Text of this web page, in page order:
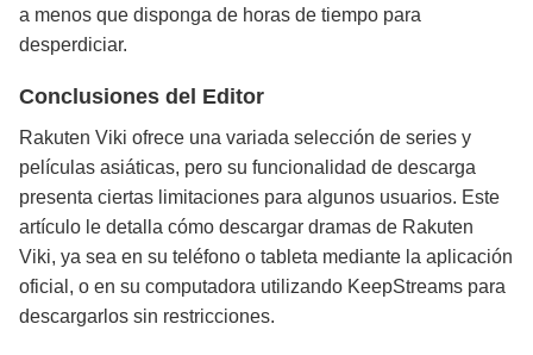
a menos que disponga de horas de tiempo para
desperdiciar.
Conclusiones del Editor
Rakuten Viki ofrece una variada selección de series y
películas asiáticas, pero su funcionalidad de descarga
presenta ciertas limitaciones para algunos usuarios. Este
artículo le detalla cómo descargar dramas de Rakuten
Viki, ya sea en su teléfono o tableta mediante la aplicación
oficial, o en su computadora utilizando KeepStreams para
descargarlos sin restricciones.